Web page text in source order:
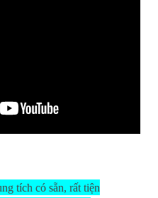
tích có sẵn, rất tiện